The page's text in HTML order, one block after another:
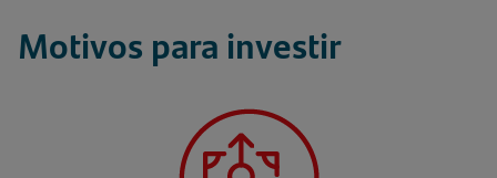
Motivos para investir